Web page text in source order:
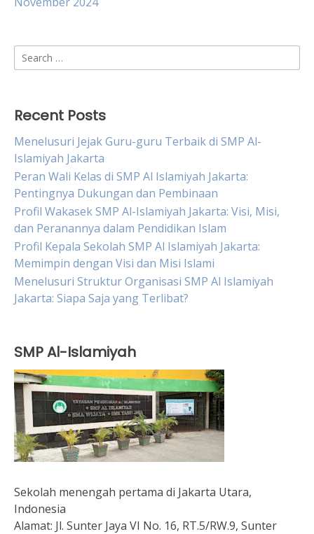
Search
for:
Recent Posts
Menelusuri Jejak Guru-guru Terbaik di SMP Al-
Islamiyah Jakarta
Peran Wali Kelas di SMP Al Islamiyah Jakarta:
Pentingnya Dukungan dan Pembinaan
Profil Wakasek SMP Al-Islamiyah Jakarta: Visi, Misi,
dan Peranannya dalam Pendidikan Islam
Profil Kepala Sekolah SMP Al Islamiyah Jakarta:
Memimpin dengan Visi dan Misi Islami
Menelusuri Struktur Organisasi SMP Al Islamiyah
Jakarta: Siapa Saja yang Terlibat?
SMP Al-Islamiyah
Sekolah menengah pertama di Jakarta Utara,
Indonesia
Alamat: Jl. Sunter Jaya VI No. 16, RT.5/RW.9, Sunter